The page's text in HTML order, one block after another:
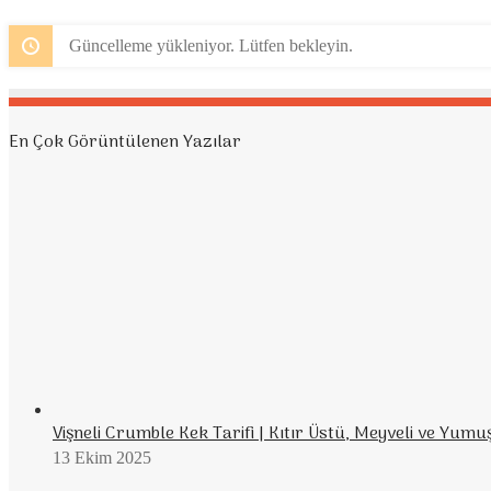
Güncelleme yükleniyor. Lütfen bekleyin.
En Çok Görüntülenen Yazılar
Vişneli Crumble Kek Tarifi | Kıtır Üstü, Meyveli ve
13 Ekim 2025